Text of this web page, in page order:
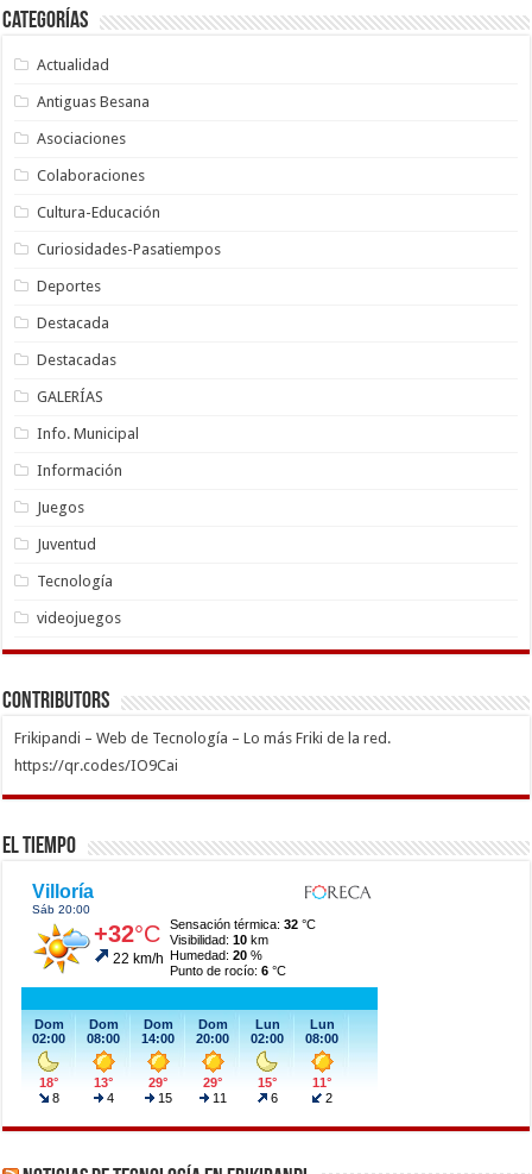
Categorías
Actualidad
Antiguas Besana
Asociaciones
Colaboraciones
Cultura-Educación
Curiosidades-Pasatiempos
Deportes
Destacada
Destacadas
GALERÍAS
Info. Municipal
Información
Juegos
Juventud
Tecnología
videojuegos
Contributors
Frikipandi – Web de Tecnología – Lo más Friki de la red.
https://qr.codes/IO9Cai
El Tiempo